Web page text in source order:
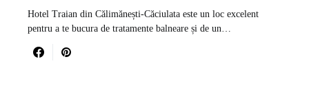
Hotel Traian din Călimănești-Căciulata este un loc excelent
pentru a te bucura de tratamente balneare și de un…